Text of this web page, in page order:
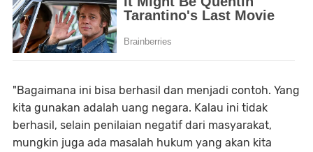
"Bagaimana ini bisa berhasil dan menjadi contoh. Yang
kita gunakan adalah uang negara. Kalau ini tidak
berhasil, selain penilaian negatif dari masyarakat,
mungkin juga ada masalah hukum yang akan kita